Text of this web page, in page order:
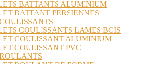
BATTANTS ALUMINIUM
BATTANT PERSIENNES
COULISSANTS LAMES BOIS
COULISSANT ALUMINIUM
COULISSANT PVC